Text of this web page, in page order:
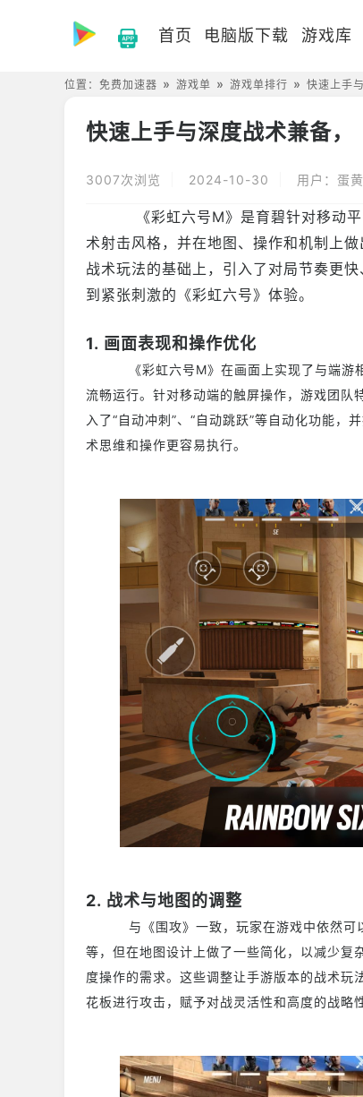
首页 电脑版下载 游戏库
位置： 免费加速器 游戏单 游戏单排行 快速上手
快速上手与深度战术兼备，
3007次浏览 2024-10-30 用户：蛋
《彩虹六号M》是育碧针对移动
术射击风格，并在地图、操作和机制上
战术玩法的基础上，引入了对局节奏更
到紧张刺激的《彩虹六号》体验。
1. 画面表现和操作优化
《彩虹六号M》在画面上实现了与端游相
流畅运行。针对移动端的触屏操作，游戏团队
入了“自动冲刺”、“自动跳跃”等自动化功能，
术思维和操作更容易执行。
2. 战术与地图的调整
与《围攻》一致，玩家在游戏中依然可以
等，但在地图设计上做了一些简化，以减少复
度操作的需求。这些调整让手游版本的战术
花板进行攻击，赋予对战灵活性和高度的战略性